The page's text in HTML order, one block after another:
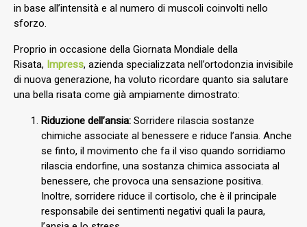
in base all’intensità e al numero di muscoli coinvolti nello
sforzo.
Proprio in occasione della Giornata Mondiale della
Risata, Impress, azienda specializzata nell’ortodonzia invisibile
di nuova generazione, ha voluto ricordare quanto sia salutare
una bella risata come già ampiamente dimostrato:
Riduzione dell’ansia: Sorridere rilascia sostanze
chimiche associate al benessere e riduce l’ansia. Anche
se finto, il movimento che fa il viso quando sorridiamo
rilascia endorfine, una sostanza chimica associata al
benessere, che provoca una sensazione positiva.
Inoltre, sorridere riduce il cortisolo, che è il principale
responsabile dei sentimenti negativi quali la paura,